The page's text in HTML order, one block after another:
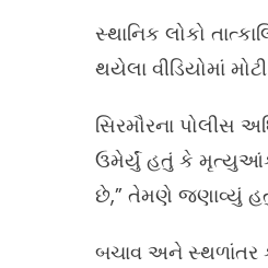
સ્થાનિક લોકો
થયેલા વીડિયોમાં
સિરમૌરના પોલીસ
ઉમેર્યું હતું કે મૃત્યુઆંક
છે,” તેમણે જણાવ્યું
બચાવ અને સ્થળાંતર